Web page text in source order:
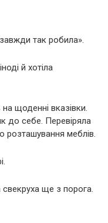
так робила».
й хотіла
щоденні вказівки.
до себе. Перевіряла
розташування меблів.
ще з порога.